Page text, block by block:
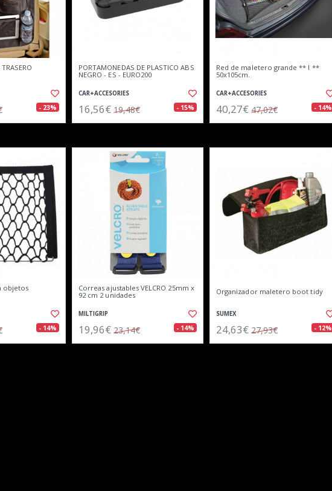
- 23%
PORTAMONEDAS DE PLASTICO ABS
NEGRO - ES - EURO200
CAR+ACCESORIES
16,56€ 19,48€ - 15%
Red de maletero grande ** l **
50x105cm.
CAR+ACCESORIES
40,27€ 47,02€ - 14%
objetos
- 14%
Correas ajustables VELCRO 25mm x
92 cm 2 unidades
MILTIGRIP
19,96€ 23,14€ - 14%
Organizador maletero boot tidy
SUMEX
24,63€ 27,93€ - 12%